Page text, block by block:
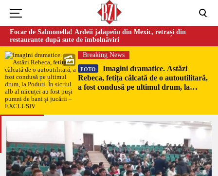
Focar de Salmonella! Ardeii jalapeño din Mexic, retrași din
restaurante după sute de îmbolnăviri
Breaking News
FOTO
Imagini dramatice. Astăzi
Rebeca, fetița călcată de o autoutilitară,
a fost condusă pe ultimul drum, la
EXCLUSIV